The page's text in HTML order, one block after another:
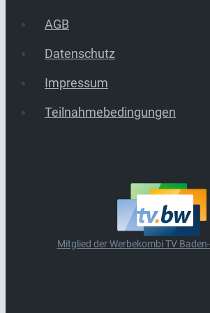
AGB
Datenschutz
Impressum
Teilnahmebedingungen
Mitglied der Werbekombi TV